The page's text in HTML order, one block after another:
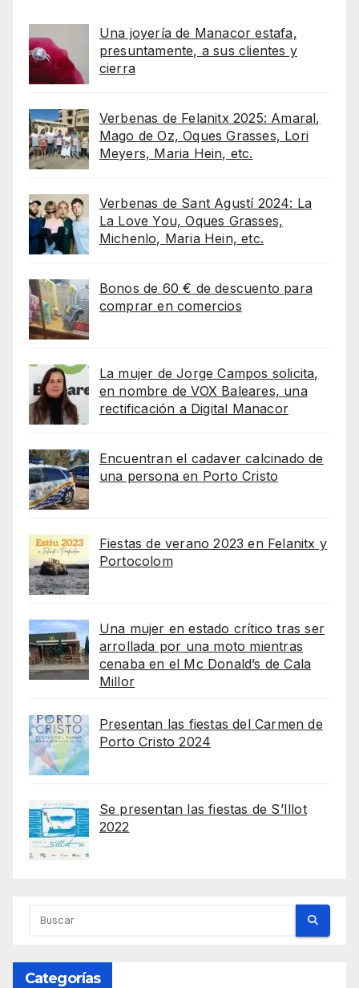
Una joyería de Manacor estafa,
presuntamente, a sus clientes y
cierra
Verbenas de Felanitx 2025: Amaral,
Mago de Oz, Oques Grasses, Lori
Meyers, Maria Hein, etc.
Verbenas de Sant Agustí 2024: La
La Love You, Oques Grasses,
Michenlo, Maria Hein, etc.
Bonos de 60 € de descuento para
comprar en comercios
La mujer de Jorge Campos solicita,
en nombre de VOX Baleares, una
rectificación a Digital Manacor
Encuentran el cadaver calcinado de
una persona en Porto Cristo
Fiestas de verano 2023 en Felanitx y
Portocolom
Una mujer en estado crítico tras ser
arrollada por una moto mientras
cenaba en el Mc Donald’s de Cala
Millor
Presentan las fiestas del Carmen de
Porto Cristo 2024
Se presentan las fiestas de S’Illot
2022
Categorías